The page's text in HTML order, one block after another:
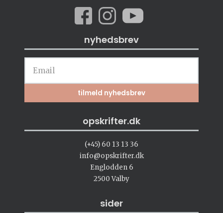
nyhedsbrev
opskrifter.dk
(+45) 60 13 13 36
info@opskrifter.dk
Englodden 6
2500 Valby
sider